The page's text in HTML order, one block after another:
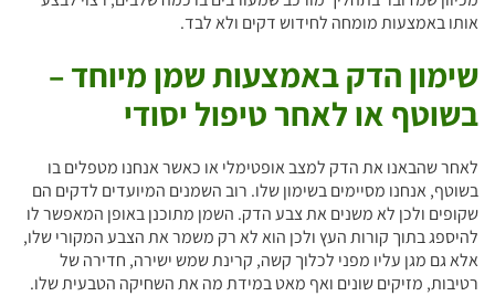
אותו באמצעות מומחה לחידוש דקים ולא לבד.
שימון הדק באמצעות שמן מיוחד –
בשוטף או לאחר טיפול יסודי
לאחר שהבאנו את הדק למצב אופטימלי או כאשר אנחנו מטפלים בו
בשוטף, אנחנו מסיימים בשימון שלו. רוב השמנים המיועדים לדקים הם
שקופים ולכן לא משנים את צבע הדק. השמן מתוכנן באופן המאפשר לו
להיספג בתוך קורות העץ ולכן הוא לא רק משמר את הצבע המקורי שלו,
אלא גם מגן עליו מפני לכלוך קשה, קרינת שמש ישירה, חדירה של
רטיבות, מזיקים שונים ואף מאט במידת מה את השחיקה הטבעית שלו.